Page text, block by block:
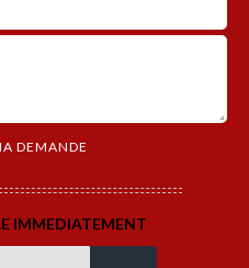
IMMEDIATEMENT